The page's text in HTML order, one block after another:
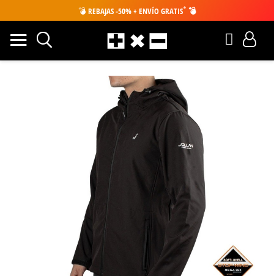
💣 REBAJAS -50% + ENVÍO GRATIS* 💣